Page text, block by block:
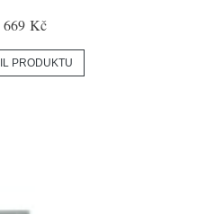
669 Kč
PRODUKTU